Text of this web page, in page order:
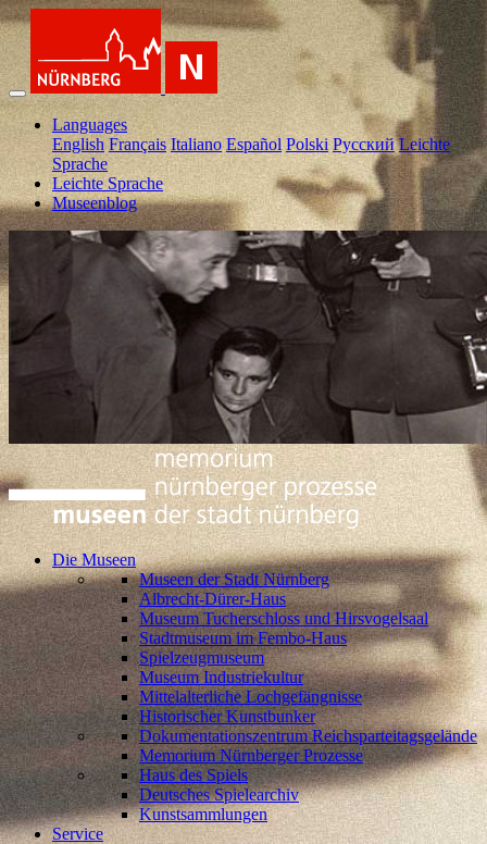
Languages
English Français Italiano Español Polski Pусский Leichte
Sprache
Leichte Sprache
Museenblog
Die Museen
Museen der Stadt Nürnberg
Albrecht-Dürer-Haus
Museum Tucherschloss und Hirsvogelsaal
Stadtmuseum im Fembo-Haus
Spielzeugmuseum
Museum Industriekultur
Mittelalterliche Lochgefängnisse
Historischer Kunstbunker
Dokumentationszentrum Reichsparteitagsgelände
Memorium Nürnberger Prozesse
Haus des Spiels
Deutsches Spielearchiv
Kunstsammlungen
Service